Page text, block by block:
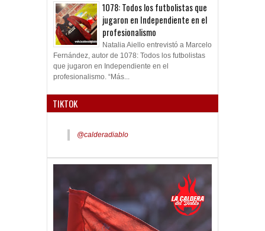
1078: Todos los futbolistas que
jugaron en Independiente en el
profesionalismo
Natalia Aiello entrevistó a Marcelo
Fernández, autor de 1078: Todos los futbolistas
que jugaron en Independiente en el
profesionalismo. “Más...
TIKTOK
@calderadiablo